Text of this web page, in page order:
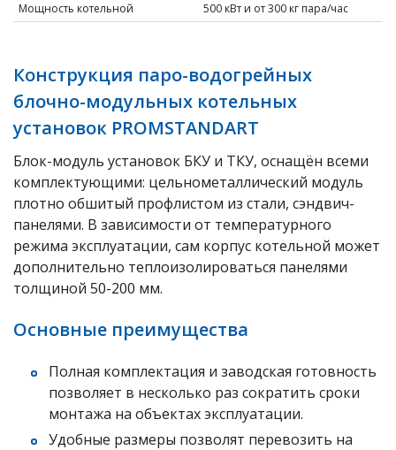
Мощность котельной
500 кВт и от 300 кг пара/час
Конструкция паро-водогрейных
блочно-модульных котельных
установок PROMSTANDART
Блок-модуль установок БКУ и ТКУ, оснащён всеми
комплектующими: цельнометаллический модуль
плотно обшитый профлистом из стали, сэндвич-
панелями. В зависимости от температурного
режима эксплуатации, сам корпус котельной может
дополнительно теплоизолироваться панелями
толщиной 50-200 мм.
Основные преимущества
Полная комплектация и заводская готовность
позволяет в несколько раз сократить сроки
монтажа на объектах эксплуатации.
Удобные размеры позволят перевозить на